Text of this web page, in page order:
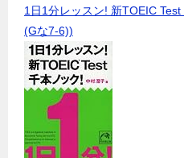
1日1分レッスン! 新TOEIC
(Gな7-6))